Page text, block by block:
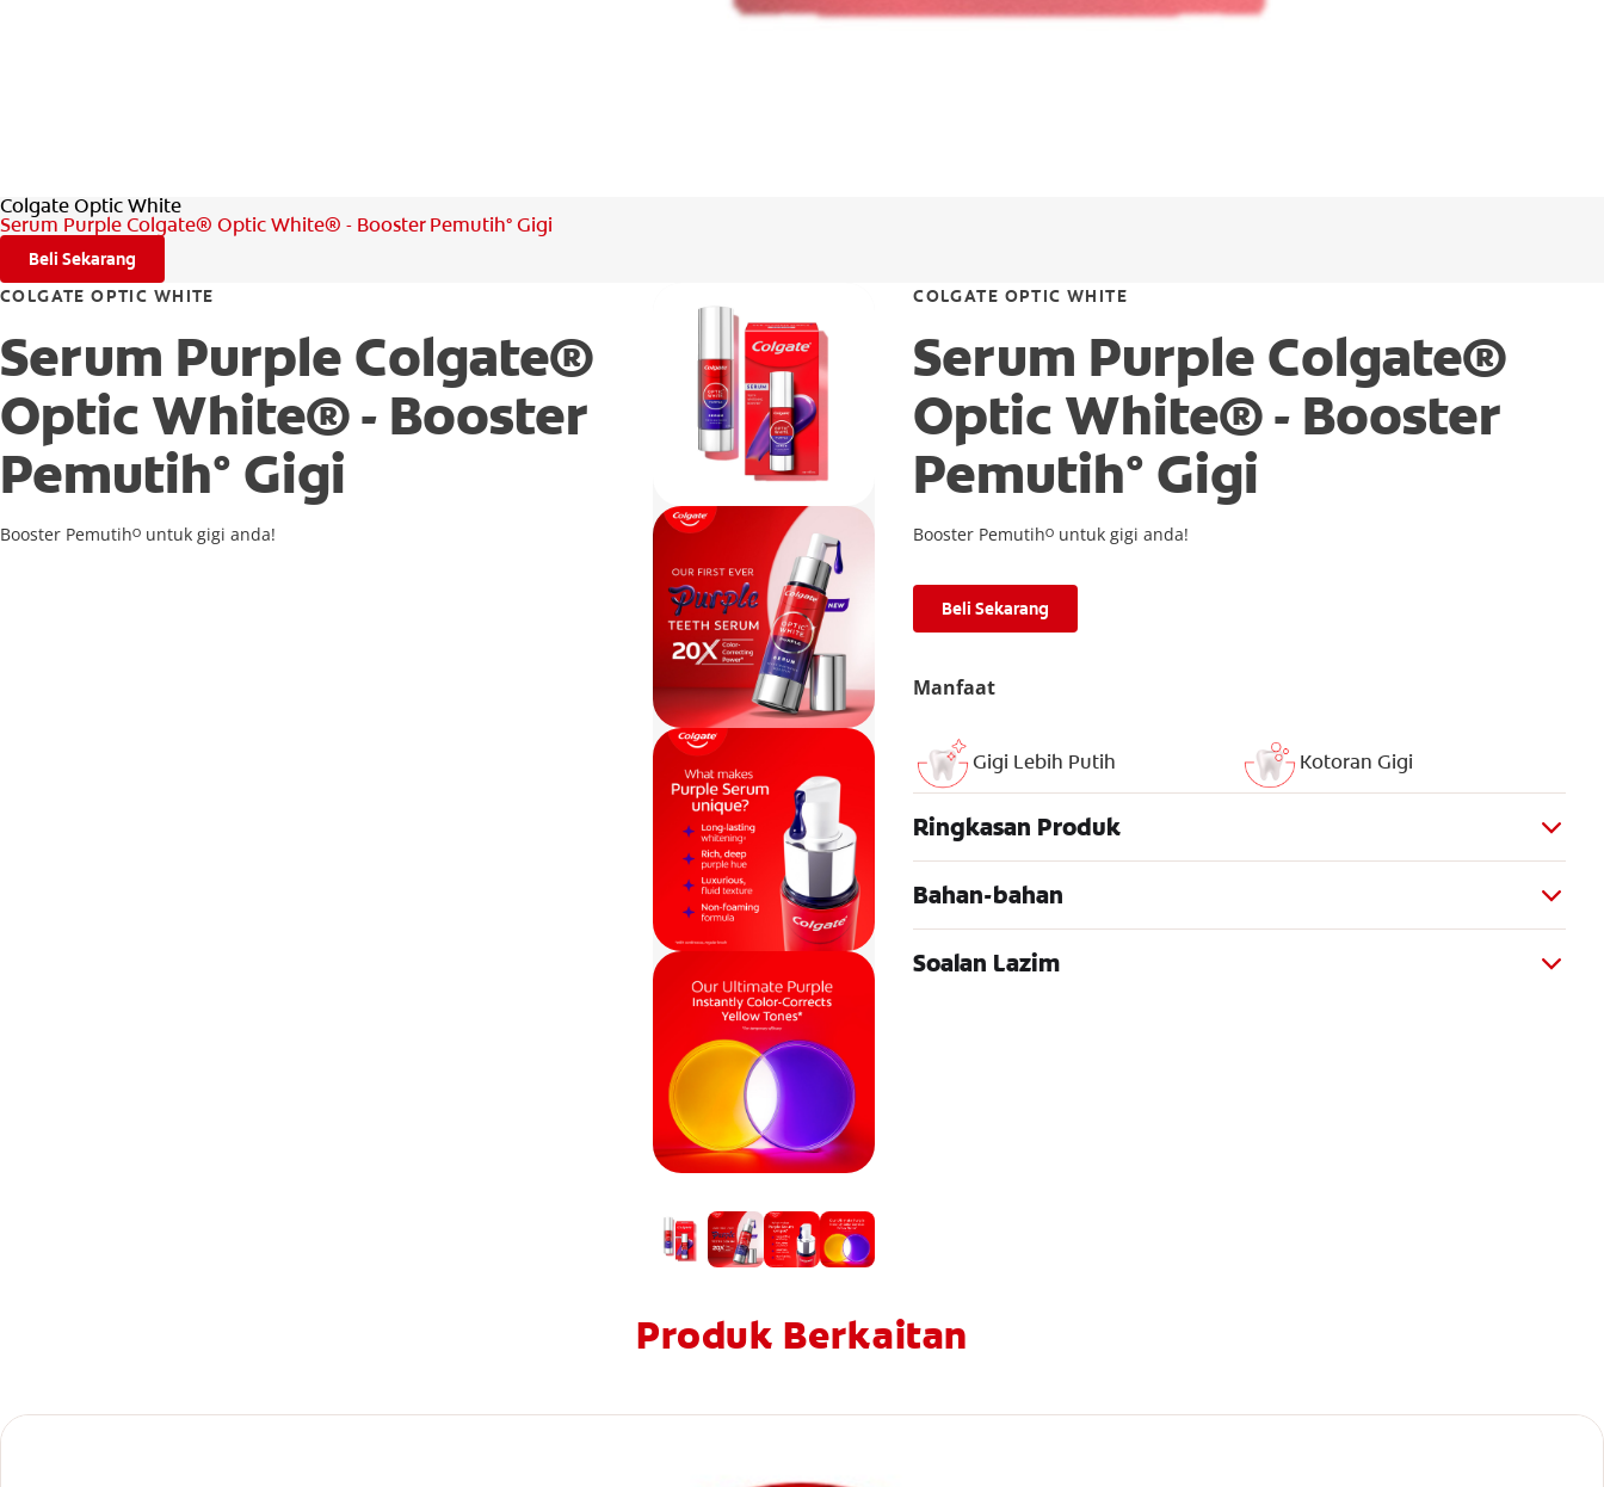
Colgate Optic White
Serum Purple Colgate® Optic White® - Booster Pemutih° Gigi
Beli Sekarang
COLGATE OPTIC WHITE
Serum Purple Colgate®
Optic White® - Booster
Pemutih° Gigi
Booster Pemutihᴼ untuk gigi anda!
COLGATE OPTIC WHITE
Serum Purple Colgate®
Optic White® - Booster
Pemutih° Gigi
Booster Pemutihᴼ untuk gigi anda!
Beli Sekarang
Manfaat
Gigi Lebih Putih Kotoran Gigi
Ringkasan Produk
Bahan-bahan
Soalan Lazim
Produk Berkaitan